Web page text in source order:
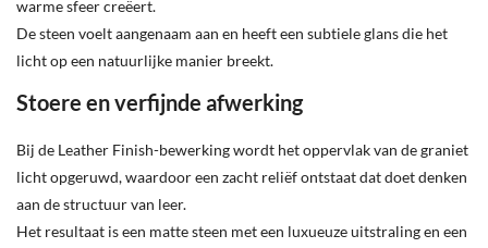
warme sfeer creëert.
De steen voelt aangenaam aan en heeft een subtiele glans die het
licht op een natuurlijke manier breekt.
Stoere en verfijnde afwerking
Bij de Leather Finish-bewerking wordt het oppervlak van de graniet
licht opgeruwd, waardoor een zacht reliëf ontstaat dat doet denken
aan de structuur van leer.
Het resultaat is een matte steen met een luxueuze uitstraling en een